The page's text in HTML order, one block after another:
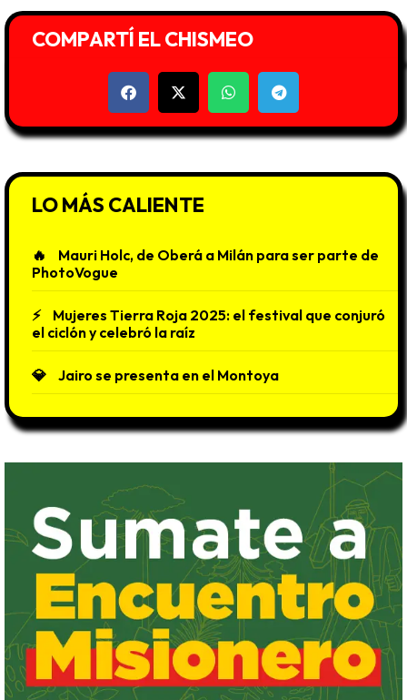
COMPARTÍ EL CHISMEO
LO MÁS CALIENTE
Mauri Holc, de Oberá a Milán para ser parte de
PhotoVogue
Mujeres Tierra Roja 2025: el festival que conjuró
el ciclón y celebró la raíz
Jairo se presenta en el Montoya